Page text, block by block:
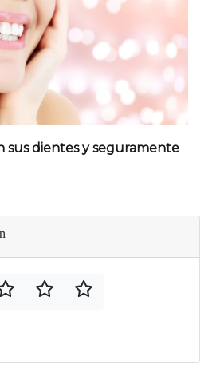
sus dientes y seguramente